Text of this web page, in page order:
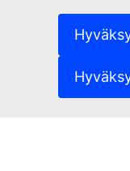
Sivustojen
Oikeudellinen
Saavutettavuus